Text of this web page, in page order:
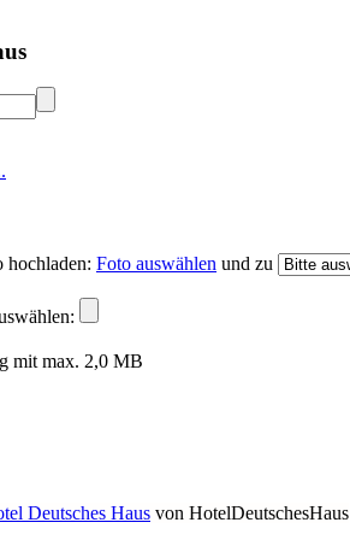
Foto auswählen und zu
mit max. 2,0 MB
von HotelDeutschesHaus